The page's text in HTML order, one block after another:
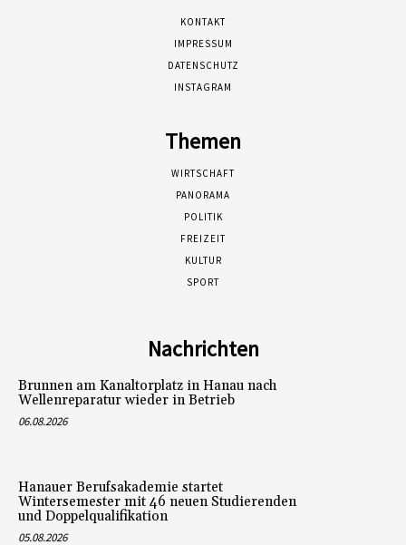
KONTAKT
IMPRESSUM
DATENSCHUTZ
INSTAGRAM
Themen
WIRTSCHAFT
PANORAMA
POLITIK
FREIZEIT
KULTUR
SPORT
Nachrichten
Brunnen am Kanaltorplatz in Hanau nach
Wellenreparatur wieder in Betrieb
06.08.2026
Hanauer Berufsakademie startet
Wintersemester mit 46 neuen Studierenden
und Doppelqualifikation
05.08.2026